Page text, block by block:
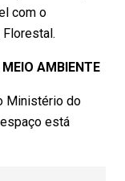
com o
Florestal.
AMBIENTE
Ministério do
está